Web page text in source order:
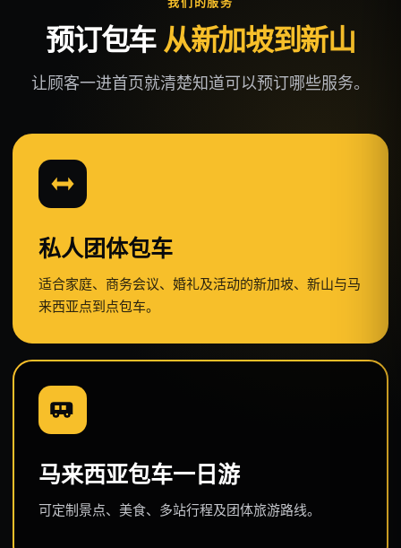
预订包车 从新加坡到新山
让顾客一进首页就清楚知道可以预订哪些服务。
私人团体包车
适合家庭、商务会议、婚礼及活动的新加坡、新山与马
来西亚点到点包车。
马来西亚包车一日游
可定制景点、美食、多站行程及团体旅游路线。